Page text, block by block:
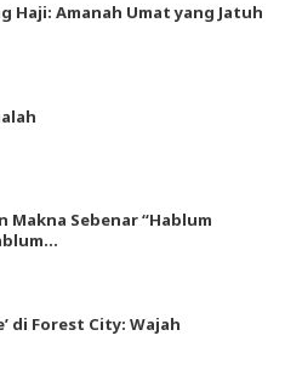
Haji: Amanah Umat yang Jatuh
Makna Sebenar “Hablum
di Forest City: Wajah